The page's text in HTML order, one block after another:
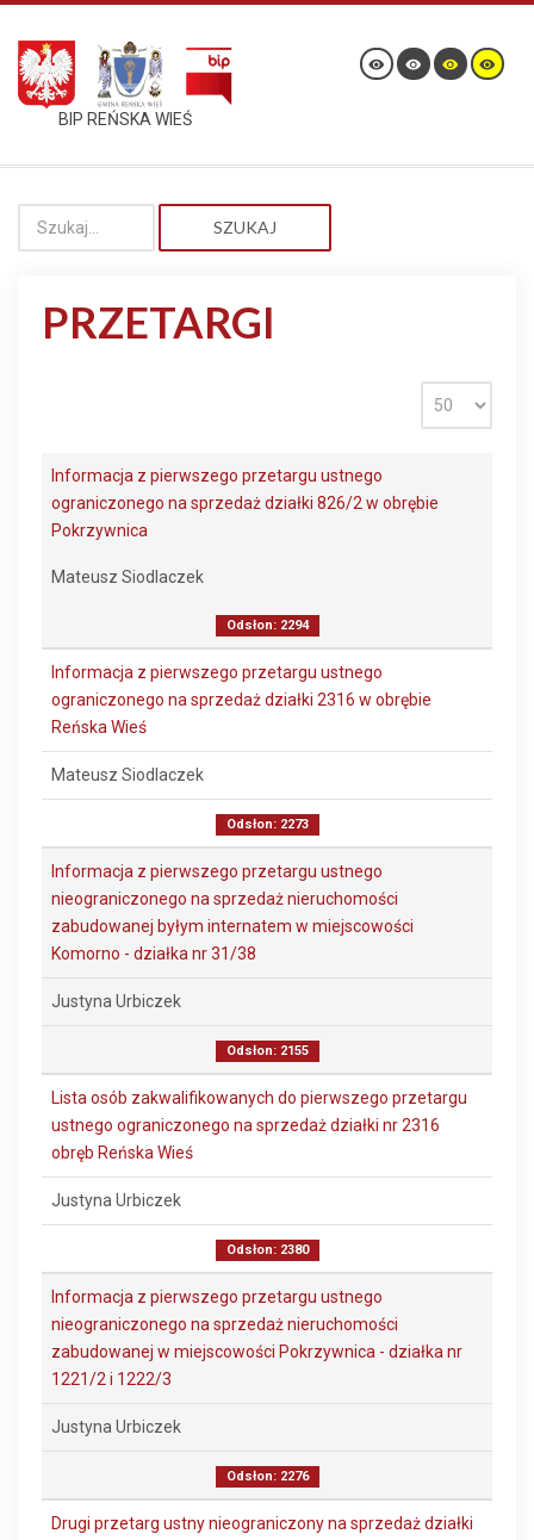
BIP REŃSKA WIEŚ
SZUKAJ
PRZETARGI
Informacja z pierwszego przetargu ustnego
ograniczonego na sprzedaż działki 826/2 w obrębie
Pokrzywnica
Mateusz Siodlaczek
Odsłon: 2294
Informacja z pierwszego przetargu ustnego
ograniczonego na sprzedaż działki 2316 w obrębie
Reńska Wieś
Mateusz Siodlaczek
Odsłon: 2273
Informacja z pierwszego przetargu ustnego
nieograniczonego na sprzedaż nieruchomości
zabudowanej byłym internatem w miejscowości
Komorno - działka nr 31/38
Justyna Urbiczek
Odsłon: 2155
Lista osób zakwalifikowanych do pierwszego przetargu
ustnego ograniczonego na sprzedaż działki nr 2316
obręb Reńska Wieś
Justyna Urbiczek
Odsłon: 2380
Informacja z pierwszego przetargu ustnego
nieograniczonego na sprzedaż nieruchomości
zabudowanej w miejscowości Pokrzywnica - działka nr
1221/2 i 1222/3
Justyna Urbiczek
Odsłon: 2276
Drugi przetarg ustny nieograniczony na sprzedaż działki